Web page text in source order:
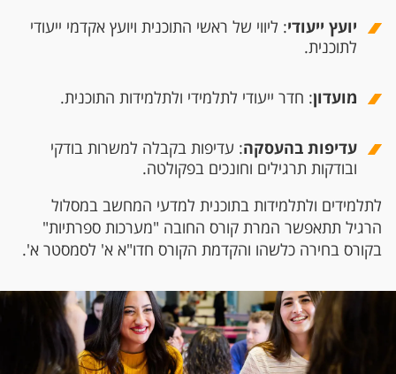
יועץ ייעודי: ליווי של ראשי התוכנית ויועץ אקדמי ייעודי
לתוכנית.
מועדון: חדר ייעודי לתלמידי ולתלמידות התוכנית.
עדיפות בהעסקה: עדיפות בקבלה למשרות בודקי
ובודקות תרגילים וחונכים בפקולטה.
לתלמידים ולתלמידות בתוכנית למדעי המחשב במסלול
הרגיל תתאפשר המרת קורס החובה "מערכות ספרתיות"
בקורס בחירה כלשהו והקדמת הקורס חדו"א א' לסמסטר א'.